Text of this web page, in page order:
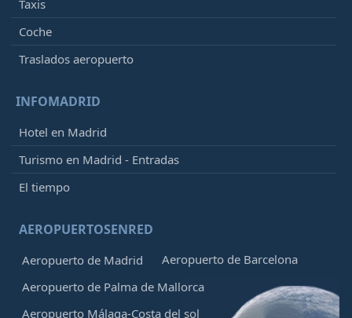
Taxis
Coche
Traslados aeropuerto
INFOMADRID
Hotel en Madrid
Turismo en Madrid - Entradas
El tiempo
AEROPUERTOSENRED
Aeropuerto de Madrid
Aeropuerto de Barcelona
Aeropuerto de Palma de Mallorca
Aeropuerto Málaga-Costa del sol